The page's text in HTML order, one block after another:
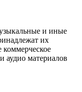
и иные
их
аудио материалов